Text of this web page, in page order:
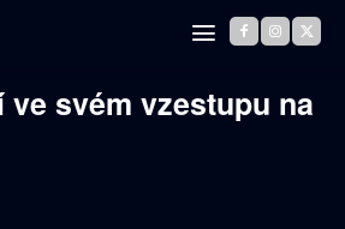
ve svém vzestupu na